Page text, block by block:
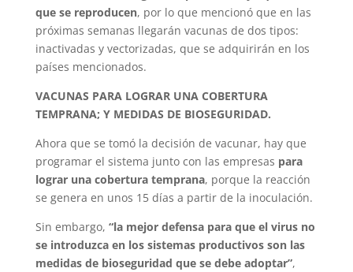
que se reproducen, por lo que mencionó que en las
próximas semanas llegarán vacunas de dos tipos:
inactivadas y vectorizadas, que se adquirirán en los
países mencionados.
VACUNAS PARA LOGRAR UNA COBERTURA
TEMPRANA; Y MEDIDAS DE BIOSEGURIDAD.
Ahora que se tomó la decisión de vacunar, hay que
programar el sistema junto con las empresas para
lograr una cobertura temprana, porque la reacción
se genera en unos 15 días a partir de la inoculación.
Sin embargo, “la mejor defensa para que el virus no
se introduzca en los sistemas productivos son las
medidas de bioseguridad que se debe adoptar”,